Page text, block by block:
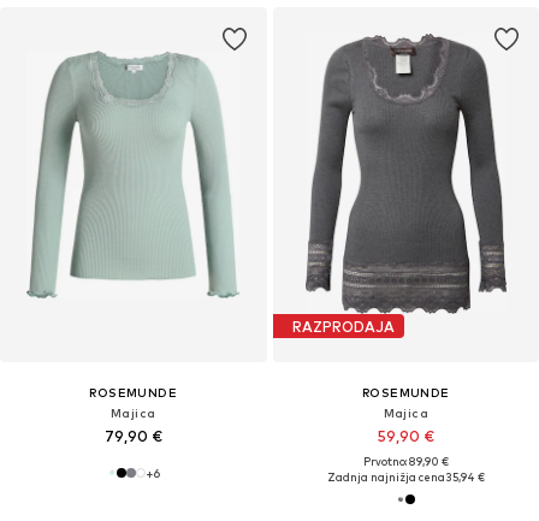
ROSEMUNDE
Majica
79,90 €
+6
RAZPRODAJA
ROSEMUNDE
Majica
59,90 €
Prvotno: 89,90 €
Zadnja najnižja cena35,94 €